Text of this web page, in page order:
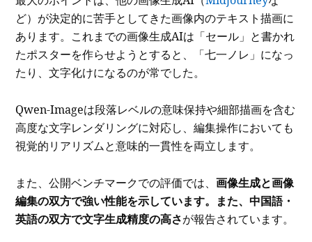
ど）が決定的に苦手としてきた画像内のテキスト描画に
あります。これまでの画像生成AIは「セール」と書かれ
たポスターを作らせようとすると、「七一ノレ」になっ
たり、文字化けになるのが常でした。
Qwen-Imageは段落レベルの意味保持や細部描画を含む
高度な文字レンダリングに対応し、編集操作においても
視覚的リアリズムと意味的一貫性を両立します。
また、公開ベンチマークでの評価では、画像生成と画像
編集の双方で強い性能を示しています。また、中国語・
英語の双方で文字生成精度の高さが報告されています。